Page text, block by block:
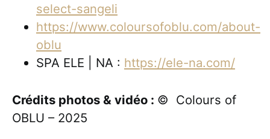
select-sangeli
https://www.coloursofoblu.com/about-
oblu
SPA ELE | NA : https://ele-na.com/
Crédits photos & vidéo : © Colours of
OBLU – 2025